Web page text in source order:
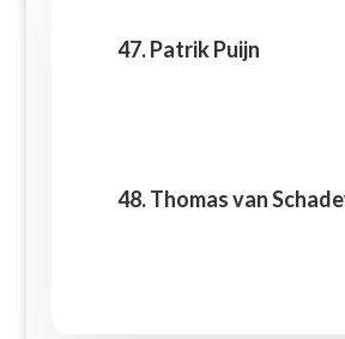
47. Patrik Puijn
48. Thomas van